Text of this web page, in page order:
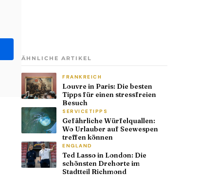
ÄHNLICHE ARTIKEL
FRANKREICH
Louvre in Paris: Die besten
Tipps für einen stressfreien
Besuch
SERVICETIPPS
Gefährliche Würfelquallen:
Wo Urlauber auf Seewespen
treffen können
ENGLAND
Ted Lasso in London: Die
schönsten Drehorte im
Stadtteil Richmond